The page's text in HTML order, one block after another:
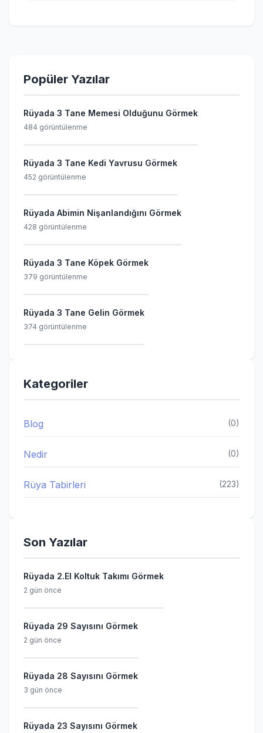
Popüler Yazılar
Rüyada 3 Tane Memesi Olduğunu Görmek
484 görüntülenme
Rüyada 3 Tane Kedi Yavrusu Görmek
452 görüntülenme
Rüyada Abimin Nişanlandığını Görmek
428 görüntülenme
Rüyada 3 Tane Köpek Görmek
379 görüntülenme
Rüyada 3 Tane Gelin Görmek
374 görüntülenme
Kategoriler
Blog (0)
Nedir (0)
Rüya Tabirleri (223)
Son Yazılar
Rüyada 2.El Koltuk Takımı Görmek
2 gün önce
Rüyada 29 Sayısını Görmek
2 gün önce
Rüyada 28 Sayısını Görmek
3 gün önce
Rüyada 23 Sayısını Görmek